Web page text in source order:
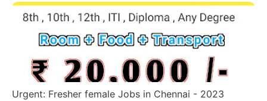
Urgent: Fresher female Jobs in Chennai - 2023